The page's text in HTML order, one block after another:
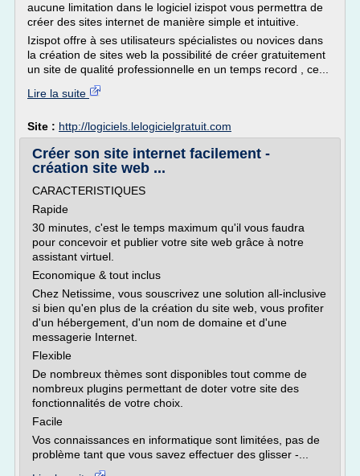
aucune limitation dans le logiciel izispot vous permettra de
créer des sites internet de manière simple et intuitive.
Izispot offre à ses utilisateurs spécialistes ou novices dans
la création de sites web la possibilité de créer gratuitement
un site de qualité professionnelle en un temps record , ce...
Lire la suite
Site : http://logiciels.lelogicielgratuit.com
Créer son site internet facilement -
création site web ...
CARACTERISTIQUES
Rapide
30 minutes, c'est le temps maximum qu'il vous faudra
pour concevoir et publier votre site web grâce à notre
assistant virtuel.
Economique & tout inclus
Chez Netissime, vous souscrivez une solution all-inclusive
si bien qu'en plus de la création du site web, vous profiter
d'un hébergement, d'un nom de domaine et d'une
messagerie Internet.
Flexible
De nombreux thèmes sont disponibles tout comme de
nombreux plugins permettant de doter votre site des
fonctionnalités de votre choix.
Facile
Vos connaissances en informatique sont limitées, pas de
problème tant que vous savez effectuer des glisser -...